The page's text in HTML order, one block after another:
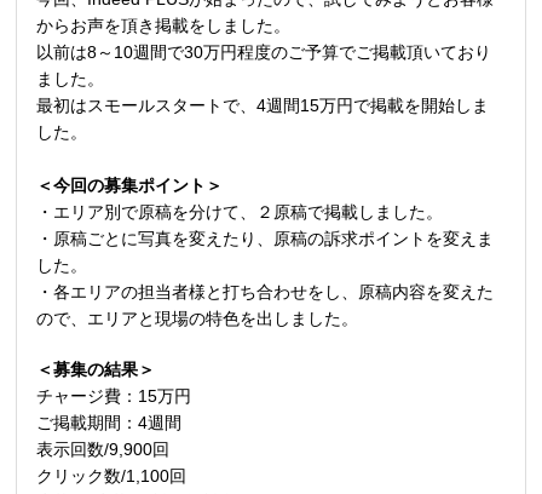
からお声を頂き掲載をしました。
以前は8～ 10週間で30万円程度のご予算でご掲載頂いており
ました。
最初はスモールスタートで、4週間15万円で掲載を開始しま
した。
＜今回の募集ポイント＞
・エリア別で原稿を分けて、２原稿で掲載しました。
・原稿ごとに写真を変えたり、原稿の訴求ポイントを変えま
した。
・各エリアの担当者様と打ち合わせをし、原稿内容を変えた
ので、エリアと現場の特色を出しました。
＜募集の結果＞
チャージ費： 15万円
ご掲載期間：4週間
表示回数/9,900回
クリック数/1,100回